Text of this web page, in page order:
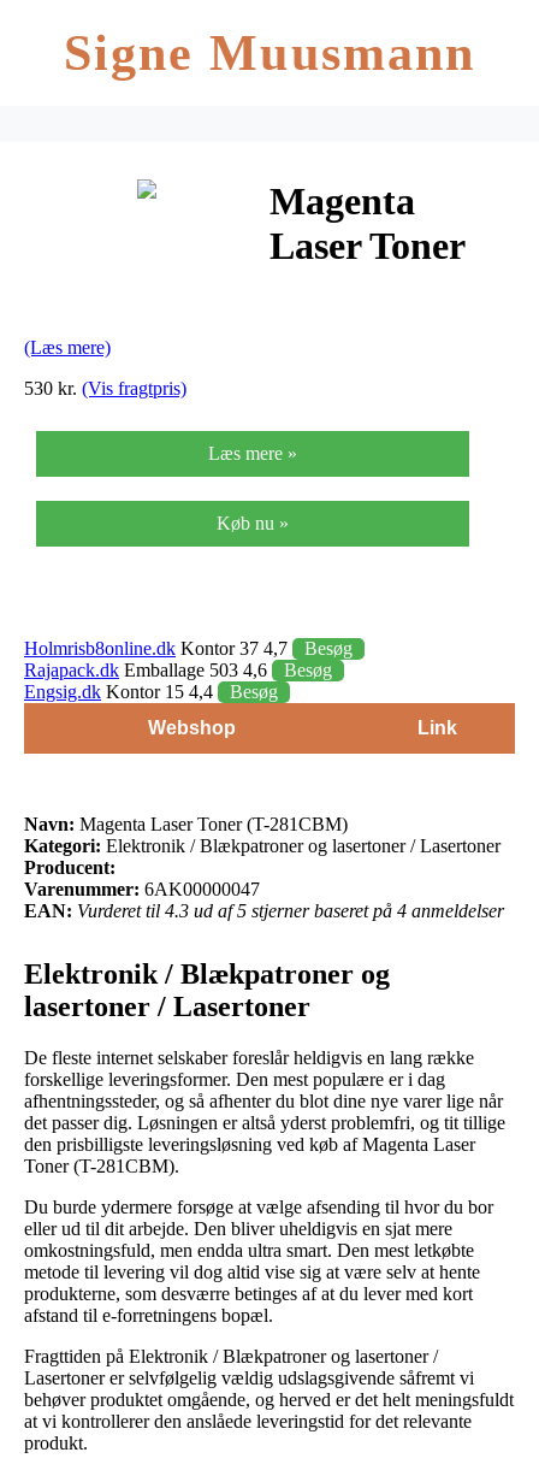
Signe Muusmann
Magenta
Laser Toner
(Læs mere)
530 kr. (Vis fragtpris)
Læs mere »
Køb nu »
Holmrisb8online.dk Kontor 37 4,7
Besøg
Rajapack.dk Emballage 503 4,6
Besøg
Engsig.dk Kontor 15 4,4
Besøg
Webshop
Link
Navn: Magenta Laser Toner (T-281CBM)
Kategori: Elektronik / Blækpatroner og lasertoner / Lasertoner
Producent:
Varenummer: 6AK00000047
EAN: Vurderet til 4.3 ud af 5 stjerner baseret på 4 anmeldelser
Elektronik / Blækpatroner og
lasertoner / Lasertoner
De fleste internet selskaber foreslår heldigvis en lang række
forskellige leveringsformer. Den mest populære er i dag
afhentningssteder, og så afhenter du blot dine nye varer lige når
det passer dig. Løsningen er altså yderst problemfri, og tit tillige
den prisbilligste leveringsløsning ved køb af Magenta Laser
Toner (T-281CBM).
Du burde ydermere forsøge at vælge afsending til hvor du bor
eller ud til dit arbejde. Den bliver uheldigvis en sjat mere
omkostningsfuld, men endda ultra smart. Den mest letkøbte
metode til levering vil dog altid vise sig at være selv at hente
produkterne, som desværre betinges af at du lever med kort
afstand til e-forretningens bopæl.
Fragttiden på Elektronik / Blækpatroner og lasertoner /
Lasertoner er selvfølgelig vældig udslagsgivende såfremt vi
behøver produktet omgående, og herved er det helt meningsfuldt
at vi kontrollerer den anslåede leveringstid for det relevante
produkt.